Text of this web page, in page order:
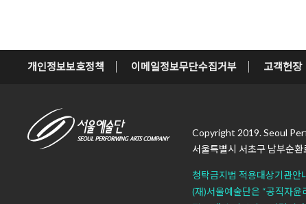
개인정보보호정책 이메일정보무단수집거부 고객헌장
Copyright 2019. Seoul
서울특별시 서초구 남부순
청탁금지법 적용대상기관안
(재)서울예술단은 “공직자윤